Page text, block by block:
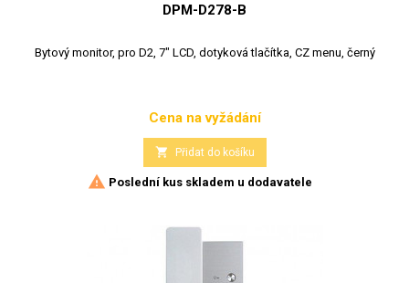
DPM-D278-B
Bytový monitor, pro D2, 7" LCD, dotyková tlačítka, CZ menu, černý
Cena
Cena na vyžádání
 Přidat do košíku
 Poslední kus skladem u dodavatele